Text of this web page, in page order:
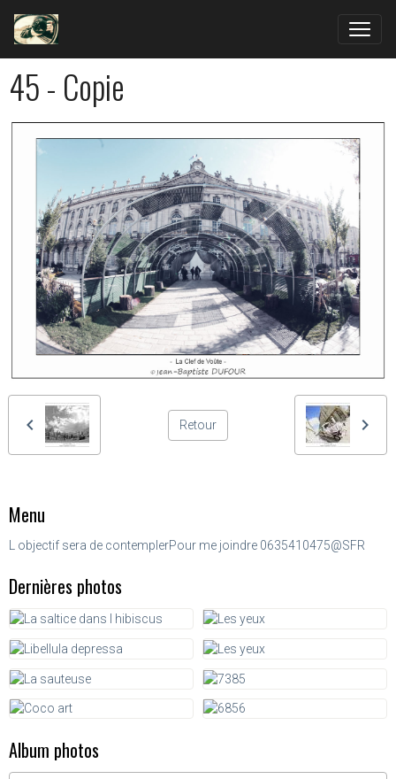
45 - Copie
Retour
Menu
L objectif sera de contemplerPour me joindre 0635410475@SFR
Dernières photos
Album photos